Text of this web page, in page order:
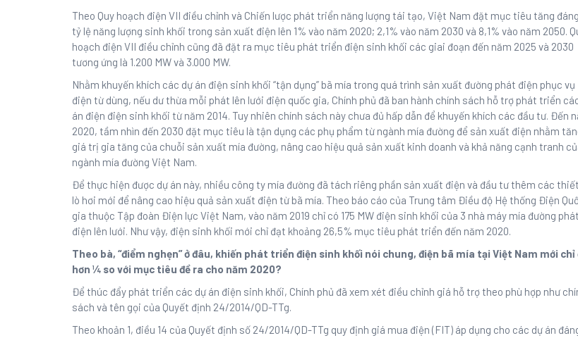
Theo Quy hoạch điện VII điều chỉnh và Chiến lược phát triển năng lượng tái tạo, Việt Nam đặt mục tiêu tăng
tỷ lệ năng lượng sinh khối trong sản xuất điện lên 1% vào năm 2020; 2,1% vào năm 2030 và 8,1% vào năm 2050.
hoạch điện VII điều chỉnh cũng đã đặt ra mục tiêu phát triển điện sinh khối các giai đoạn đến năm 2025 và 2030
tương ứng là 1.200 MW và 3.000 MW.
Nhằm khuyến khích các dự án điện sinh khối “tận dụng” bã mía trong quá trình sản xuất đường phát điện phục vụ
điện từ dùng, nếu dư thừa mỗi phát lên lưới điện quốc gia, Chính phủ đã ban hành chính sách hỗ trợ phát triển
án điện điện sinh khối từ năm 2014. Tuy nhiên chính sách này chưa đủ hấp dẫn để khuyến khích các đầu tư. Đến
2020, tầm nhìn đến 2030 đặt mục tiêu là tận dụng các phụ phẩm từ ngành mía đường để sản xuất điện nhằm
giá trị gia tăng của chuỗi sản xuất mía đường, nâng cao hiệu quả sản xuất kinh doanh và khả năng cạnh tranh
ngành mía đường Việt Nam.
Để thực hiện được dự án này, nhiều công ty mía đường đã tách riêng phần sản xuất điện và đầu tư thêm các
lò hơi mới để nâng cao hiệu quả sản xuất điện từ bã mía. Theo báo cáo của Trung tâm Điều độ Hệ thống Điện
gia thuộc Tập đoàn Điện lực Việt Nam, vào năm 2019 chỉ có 175 MW điện sinh khối của 3 nhà máy mía đường phát
điện lên lưới. Như vậy, điện sinh khối mới chỉ đạt khoảng 26,5% mục tiêu phát triển đến năm 2020.
Theo bà, “điểm nghẹn” ở đâu, khiến phát triển điện sinh khối nói chung, điện bã mía tại Việt Nam mới chỉ
hơn ¼ so với mục tiêu đề ra cho năm 2020?
Để thúc đẩy phát triển các dự án điện sinh khối, Chính phủ đã xem xét điều chỉnh giá hỗ trợ theo phù hợp như
sách và tên gọi của Quyết định 24/2014/QD-TTg.
Theo khoản 1, điều 14 của Quyết định số 24/2014/QD-TTg quy định giá mua điện (FIT) áp dụng cho các dự án